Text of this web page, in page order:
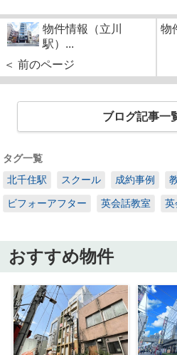
物件情報（立川
駅）...
＜ 前のページ
物
ブログ記事一
タグ一覧
北千住駅
スクール 成約事例
ビフォーアフター 英会話教室 英
おすすめ物件